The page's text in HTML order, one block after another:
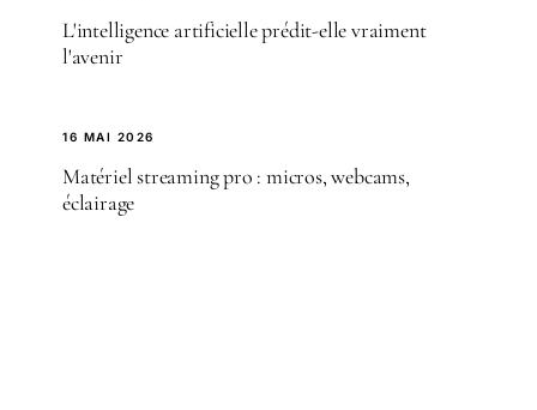
L'intelligence artificielle prédit-elle vraiment
l'avenir
16 MAI 2026
Matériel streaming pro : micros, webcams,
éclairage